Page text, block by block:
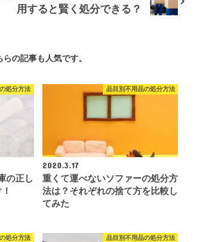
用すると賢く処分できる？
らの記事も人気です。
処分方法
の正し
品目別不用品の処分方法
2020.3.17
重くて運べないソファーの処分方
法は？それぞれの捨て方を比較し
てみた
処分方法 品目別不用品の処分方法